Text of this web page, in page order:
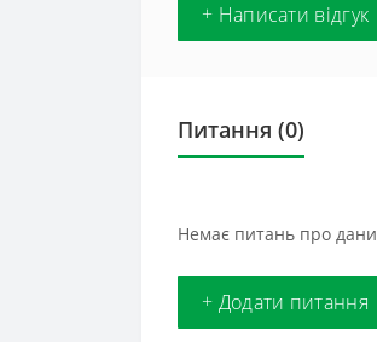
+ Написати відгук
Питання (0)
Немає питань про
+ Додати питання